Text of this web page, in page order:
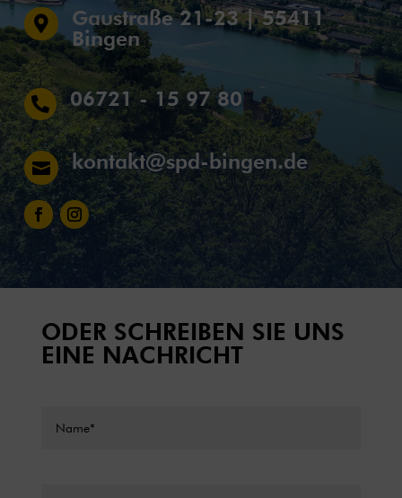

Gaustraße 21-23 | 55411
Bingen
 06721 - 15 97 80
 kontakt@spd-bingen.de
ODER SCHREIBEN SIE UNS
EINE NACHRICHT